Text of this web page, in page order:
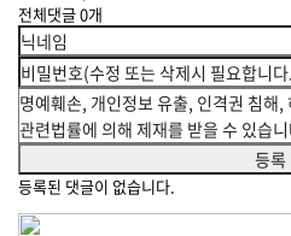
전체댓글0개
등록된 댓글이 없습니다.